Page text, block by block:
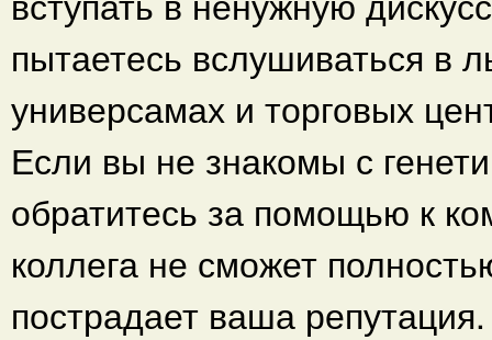
пытаетесь вслушиваться в
универсамах и торговых
Если вы не знакомы с
обратитесь за помощью к
коллега не сможет
пострадает ваша